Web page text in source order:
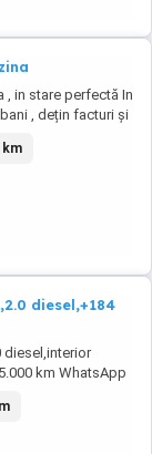
, in stare perfectă In
, dețin facturi și
etc Soft close
5 butoane
luneta Clima pe 4
km
diesel,+184
diesel,interior
km WhatsApp